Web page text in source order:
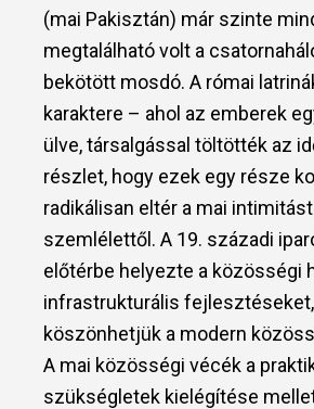
(mai Pakisztán) már szinte
megtalálható volt a
bekötött mosdó. A római
karaktere – ahol az emberek
ülve, társalgással töltötték az
részlet, hogy ezek egy része
radikálisan eltér a mai
szemlélettől. A 19. századi
előtérbe helyezte a közösségi
infrastrukturális
köszönhetjük a modern
A mai közösségi vécék a
szükségletek kielégítése